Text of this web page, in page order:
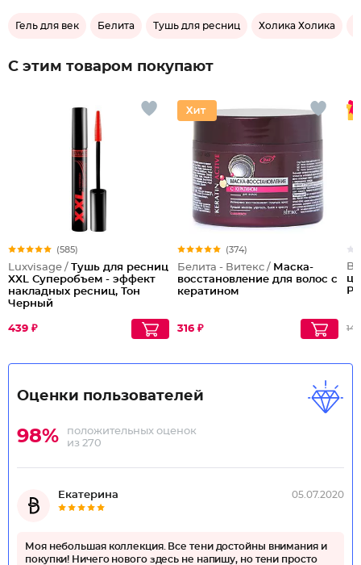
Гель для век Белита Тушь для ресниц Холика Холика
С этим товаром покупают
(585)
Luxvisage / Тушь для ресниц
XXL Суперобъем - эффект
накладных ресниц, Тон
Черный
439 ₽
(374)
Белита - Витекс / Маска-
восстановление для волос с
кератином
316 ₽
Оценки пользователей
98%
положительных оценок
из 270
Екатерина 05.07.2020
Моя небольшая коллекция. Все тени достойны внимания и
покупки! Ничего нового здесь не напишу, но тени просто